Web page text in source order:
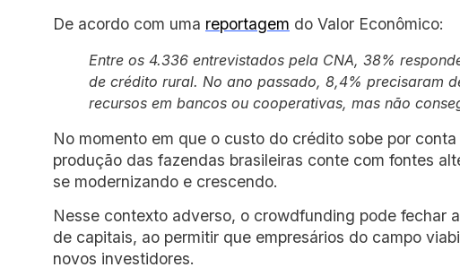
De acordo com uma reportagem do Valor Econômico:
Entre os 4.336 entrevistados pela CNA, 38%
de crédito rural. No ano passado, 8,4% precisaram
recursos em bancos ou cooperativas, mas não
No momento em que o custo do crédito sobe por
produção das fazendas brasileiras conte com fontes
se modernizando e crescendo.
Nesse contexto adverso, o crowdfunding pode fechar
de capitais, ao permitir que empresários do campo
novos investidores.